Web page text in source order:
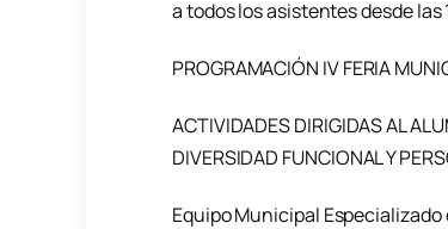
a todos los asistentes desde
PROGRAMACIÓN IV FERIA
ACTIVIDADES DIRIGIDAS AL
DIVERSIDAD FUNCIONAL Y
Equipo Municipal